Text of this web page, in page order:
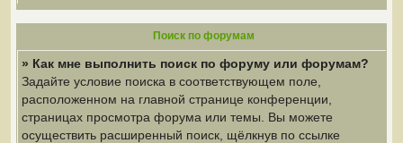
Поиск по форумам
» Как мне выполнить поиск по форуму или форумам?
Задайте условие поиска в соответствующем поле,
расположенном на главной странице конференции,
страницах просмотра форума или темы. Вы можете
осуществить расширенный поиск, щёлкнув по ссылке